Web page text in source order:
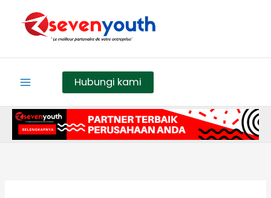
content
Hubungi kami
for: